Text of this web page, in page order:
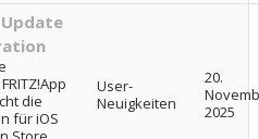
Update
die
für iOS
User-
Neuigkeiten
20.
2025